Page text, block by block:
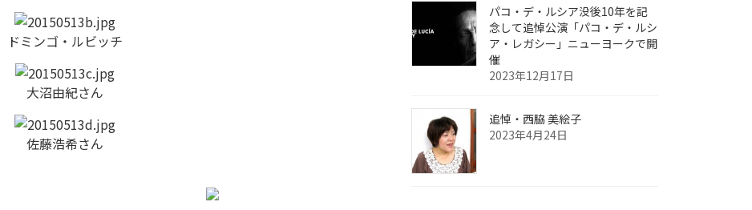
ドミンゴ・ルビッチ
大沼由紀さん
佐藤浩希さん
パコ・デ・ルシア没後10年を記
念して追悼公演「パコ・デ・ルシ
ア・レガシー」ニューヨークで開
催
2023年12月17日
追悼・西脇 美絵子
2023年4月24日